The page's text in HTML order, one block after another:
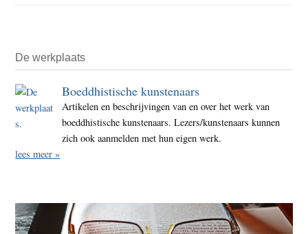
De werkplaats
Boeddhistische kunstenaars
Artikelen en beschrijvingen van en over het werk van
boeddhistische kunstenaars. Lezers/kunstenaars kunnen
zich ook aanmelden met hun eigen werk.
lees meer »